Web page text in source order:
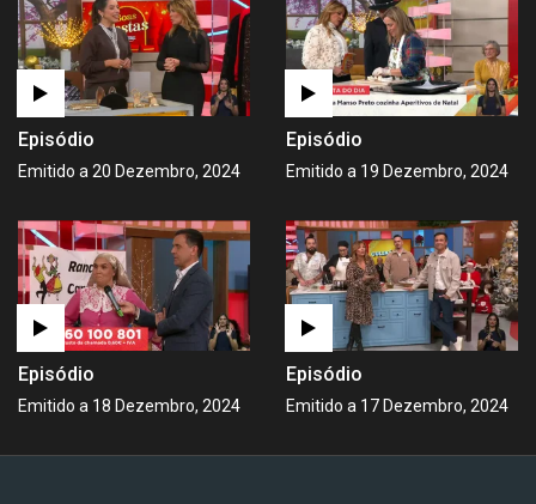
Episódio
Emitido a 20 Dezembro, 2024
Episódio
Emitido a 19 Dezembro, 2024
Episódio
Emitido a 18 Dezembro, 2024
Episódio
Emitido a 17 Dezembro, 2024